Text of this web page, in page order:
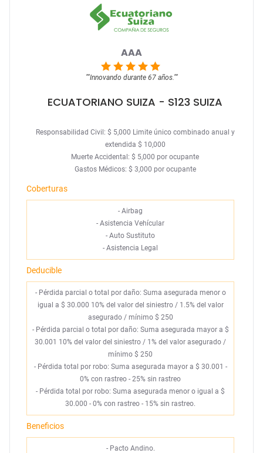
AAA
""Innovando durante 67 años.""
ECUATORIANO SUIZA - S123 SUIZA
Responsabilidad Civil: $ 5,000 Limite único combinado anual y
extendida $ 10,000
Muerte Accidental: $ 5,000 por ocupante
Gastos Médicos: $ 3,000 por ocupante
Coberturas
- Airbag
- Asistencia Vehícular
- Auto Sustituto
- Asistencia Legal
Deducible
- Pérdida parcial o total por daño: Suma asegurada menor o
igual a $ 30.000 10% del valor del siniestro / 1.5% del valor
asegurado / mínimo $ 250
- Pérdida parcial o total por daño: Suma asegurada mayor a $
30.001 10% del valor del siniestro / 1% del valor asegurado /
mínimo $ 250
- Pérdida total por robo: Suma asegurada mayor a $ 30.001 -
0% con rastreo - 25% sin rastreo
- Pérdida total por robo: Suma asegurada menor o igual a $
30.000 - 0% con rastreo - 15% sin rastreo.
Beneficios
- Pacto Andino.